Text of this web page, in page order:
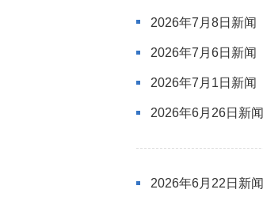
2026年7月8日新闻
2026年7月6日新闻
2026年7月1日新闻
2026年6月26日新闻
2026年6月22日新闻